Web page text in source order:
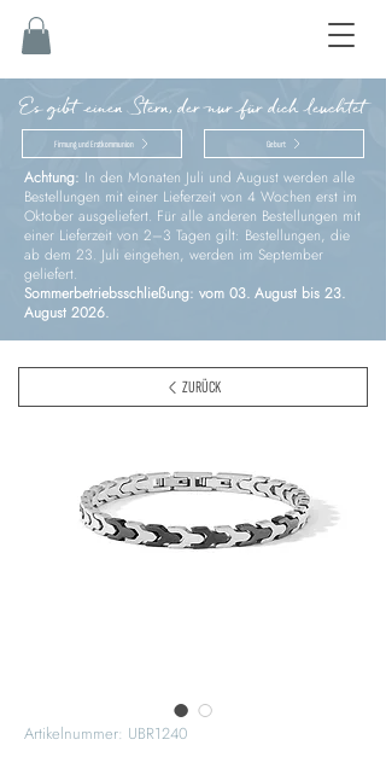
Es gibt einen Stern, der nur für dich leuchtet
Firmung und Erstkommunion Geburt
Achtung: In den Monaten Juli und August werden alle
Bestellungen mit einer Lieferzeit von 4 Wochen erst im
Oktober ausgeliefert. Für alle anderen Bestellungen mit
einer Lieferzeit von 2–3 Tagen gilt: Bestellungen, die
ab dem 23. Juli eingehen, werden im September
geliefert.
Sommerbetriebsschließung: vom 03. August bis 23.
August 2026.
Artikelnummer: UBR1240
ZURÜCK